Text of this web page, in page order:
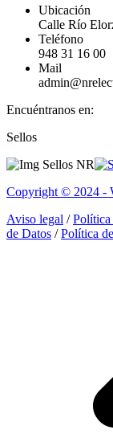
Ubicación
Calle Río
Teléfono
948 31 16 00
Mail
Encuéntranos en:
Facebook
opens
new
Linkedin
opens
new
Instagram
opens
new
Sellos
Copyright © 2024 -
Aviso legal /Política
de Datos /Política